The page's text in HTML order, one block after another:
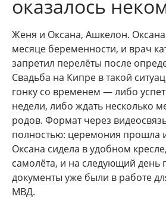
оказалось
Женя и Оксана, Ашкелон.
месяце беременности, и врач
запретил перелёты после
Свадьба на Кипре в такой
гонку со временем — либо
недели, либо ждать несколько
родов. Формат через
полностью: церемония прошла
Оксана сидела в удобном
самолёта, и на следующий день
документы уже были в работе
МВД.